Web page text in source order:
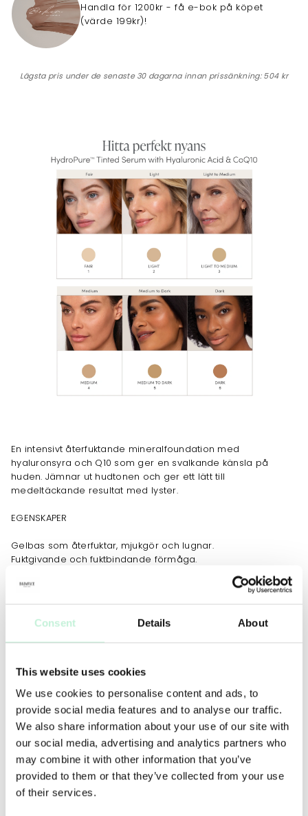
Consent Details About
This website uses cookies
We use cookies to personalise content and ads, to
provide social media features and to analyse our traffic.
We also share information about your use of our site with
our social media, advertising and analytics partners who
may combine it with other information that you’ve
provided to them or that they’ve collected from your use
of their services.
Handla för 1200kr - få e-bok på köpet
(värde 199kr)!
Lägsta pris under de senaste 30 dagarna innan prissänkning:504 kr
En intensivt återfuktande mineralfoundation med
hyaluronsyra och Q10 som ger en svalkande känsla på
huden. Jämnar ut hudtonen och ger ett lätt till
medeltäckande resultat med lyster.
EGENSKAPER
Gelbas som återfuktar, mjukgör och lugnar.
Fuktgivande och fuktbindande förmåga.
Jämnar ut hudtonen och ger medel täckningsgrad.
Minskar intrycket av synliga porer och fina linjer.
Slät mousse för enkel applicering.
HUDVÅRDANDE EGENSKAPER
Q10 hjälper huden att återhämta sig, reparera sig och
Squalen (från oliv) gynnar hudens fuktbarriär genom att
förhindra fuktförlust.
Allantoin (från vallört) skyddar och lugnar röd, irriterad
JOBBAR MOT
Yttorrhet